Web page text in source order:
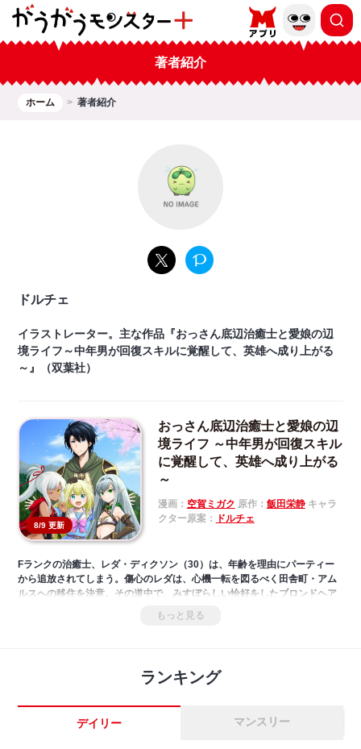
著者紹介
ホーム 著者紹介
ドルチェ
イラストレーター。主な作品『おっさん底辺治癒士と愛娘の辺
境ライフ～中年男が回復スキルに覚醒して、英雄へ成り上がる
～』（双葉社）
8/9 更新
おっさん底辺治癒士と愛娘の辺
境ライフ ～中年男が回復スキル
に覚醒して、英雄へ成り上がる
～
漫画： 空賀ミガク 原作： 飯田栄静キャラ
クター原案：
ドルチェ
Fランクの治癒士、レダ・ディクソン（30）は、年齢を理由にパーティー
から追放されてしまう。傷心のレダは、心機一転を図るべく田舎町・アム
ルスへの移住を決意。その道中で、みすぼらしい恰好をしたブロンドヘア
の少女・ミナと出会う。付近に親は見当たらず、お人好しなレダは彼女の
保護者になることに。アルムスで、少女とともに新生活を始めたレダは、
もっと見る
ランキング
デイリー マンスリー